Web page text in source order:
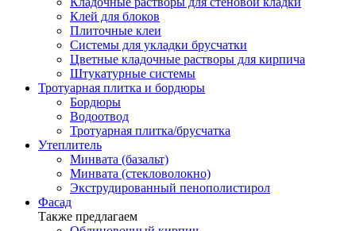
Клей для блоков
Плиточные клеи
Системы для укладки брусчатки
Цветные кладочные растворы для кирпича
Штукатурные системы
Тротуарная плитка и бордюры
Бордюры
Водоотвод
Тротуарная плитка/брусчатка
Утеплитель
Минвата (базальт)
Минвата (стекловолокно)
Экструдированный пенополистирол
Фасад
Также предлагаем